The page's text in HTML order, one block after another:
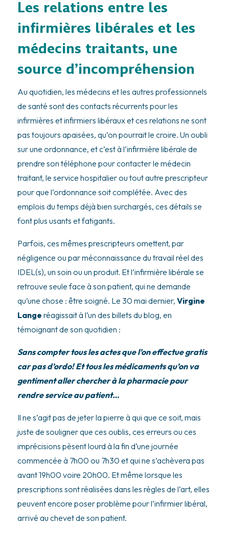
Les relations entre les
infirmières libérales et les
médecins traitants, une
source d’incompréhension
Au quotidien, les médecins et les autres professionnels
de santé sont des contacts récurrents pour les
infirmières et infirmiers libéraux et ces relations ne sont
pas toujours apaisées, qu’on pourrait le croire. Un oubli
sur une ordonnance, et c’est à l’infirmière libérale de
prendre son téléphone pour contacter le médecin
traitant, le service hospitalier ou tout autre prescripteur
pour que l’ordonnance soit complétée. Avec des
emplois du temps déjà bien surchargés, ces détails se
font plus usants et fatigants.
Parfois, ces mêmes prescripteurs omettent, par
négligence ou par méconnaissance du travail réel des
IDEL(s), un soin ou un produit. Et l’infirmière libérale se
retrouve seule face à son patient, qui ne demande
qu’une chose : être soigné. Le 30 mai dernier, Virgine
Lange réagissait à l’un des billets du blog, en
témoignant de son quotidien :
Sans compter tous les actes que l’on effectue gratis
car pas d’ordo! Et tous les médicaments qu’on va
gentiment aller chercher à la pharmacie pour
rendre service au patient…
Il ne s’agit pas de jeter la pierre à qui que ce soit, mais
juste de souligner que ces oublis, ces erreurs ou ces
imprécisions pèsent lourd à la fin d’une journée
commencée à 7h00 ou 7h30 et qui ne s’achèvera pas
avant 19h00 voire 20h00. Et même lorsque les
prescriptions sont réalisées dans les règles de l’art, elles
peuvent encore poser problème pour l’infirmier libéral,
arrivé au chevet de son patient.